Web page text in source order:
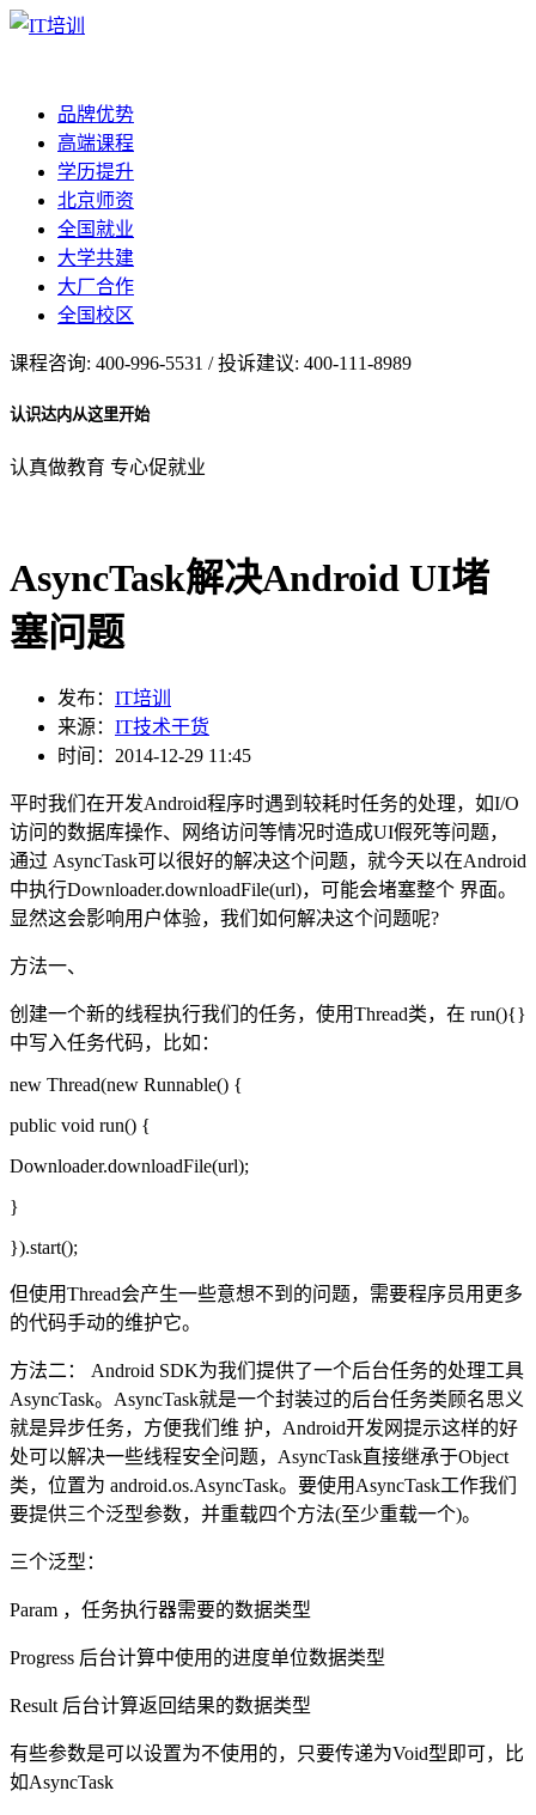
品牌优势
高端课程
学历提升
北京师资
全国就业
大学共建
大厂合作
全国校区
课程咨询: 400-996-5531 / 投诉建议: 400-111-8989
认识达内从这里开始
认真做教育 专心促就业
AsyncTask解决Android UI堵
塞问题
发布： IT培训
来源： IT技术干货
时间：2014-12-29 11:45
平时我们在开发Android程序时遇到较耗时任务的处理，如I/O
访问的数据库操作、网络访问等情况时造成UI假死等问题，
通过 AsyncTask可以很好的解决这个问题，就今天以在Android
中执行Downloader.downloadFile(url)，可能会堵塞整个 界面。
显然这会影响用户体验，我们如何解决这个问题呢?
方法一、
创建一个新的线程执行我们的任务，使用Thread类，在 run(){}
中写入任务代码，比如：
new Thread(new Runnable() {
public void run() {
Downloader.downloadFile(url);
}
}).start();
但使用Thread会产生一些意想不到的问题，需要程序员用更多
的代码手动的维护它。
方法二： Android SDK为我们提供了一个后台任务的处理工具
AsyncTask。AsyncTask就是一个封装过的后台任务类顾名思义
就是异步任务，方便我们维 护，Android开发网提示这样的好
处可以解决一些线程安全问题，AsyncTask直接继承于Object
类，位置为 android.os.AsyncTask。要使用AsyncTask工作我们
要提供三个泛型参数，并重载四个方法(至少重载一个)。
三个泛型：
Param ，任务执行器需要的数据类型
Progress 后台计算中使用的进度单位数据类型
Result 后台计算返回结果的数据类型
有些参数是可以设置为不使用的，只要传递为Void型即可，比
如AsyncTask